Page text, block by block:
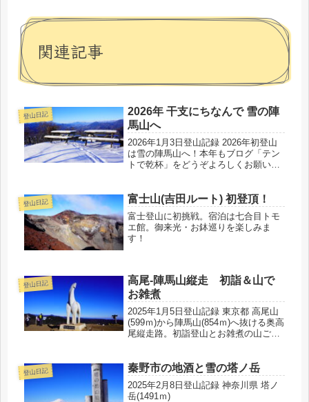
関連記事
登山日記
2026年 干支にちなんで 雪の陣
馬山へ
2026年1月3日登山記録 2026年初登山
は雪の陣馬山へ！本年もブログ「テン
トで乾杯」をどうぞよろしくお願いし
登山日記 富士山(吉田ルート) 初登頂！
富士登山に初挑戦。宿泊は七合目トモ
エ館。御来光・お鉢巡りを楽しみま
す！
登山日記
高尾-陣馬山縦走 初詣＆山で
お雑煮
2025年1月5日登山記録 東京都 高尾山
(599ｍ)から陣馬山(854ｍ)へ抜ける奥高
尾縦走路。初詣登山とお雑煮の山ごは
登山日記 秦野市の地酒と雪の塔ノ岳
2025年2月8日登山記録 神奈川県 塔ノ
岳(1491ｍ)